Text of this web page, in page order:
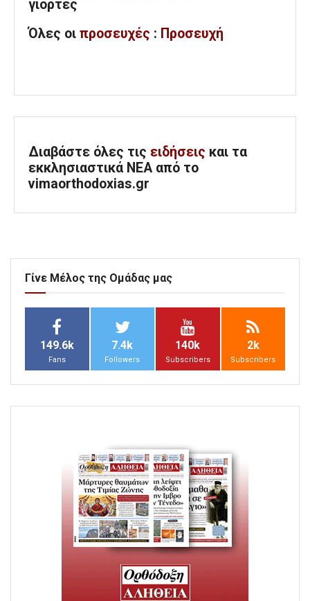
γιορτές
Όλες οι προσευχές : Προσευχή
Διαβάστε όλες τις ειδήσεις και τα
εκκλησιαστικά ΝΕΑ από το
vimaorthodoxias.gr
Γίνε Μέλος της Ομάδας μας
149.6k
Fans
7.4k
Followers
140k
Subscribers
2k
Subscribers